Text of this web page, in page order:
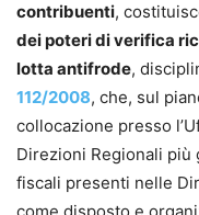
contribuenti,
dei poteri di verifica
lotta antifrode,
112/2008, che, sul
collocazione presso
Direzioni Regionali
fiscali presenti nelle